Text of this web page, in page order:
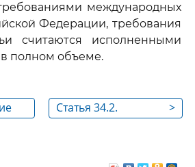
международных
Федерации, требования
считаются исполненными
полном объеме.
>
Статья 34.2.